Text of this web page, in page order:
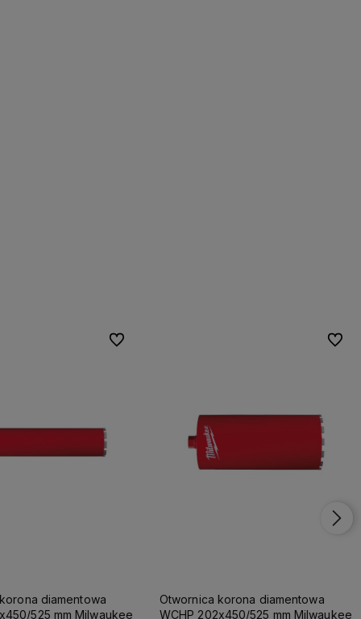
diamentowa
525 mm Milwaukee
Do ulubionych
Do ulubionych
Otwornica korona diamentowa
WCHP 202x450/525 mm Milwaukee
Do
Do